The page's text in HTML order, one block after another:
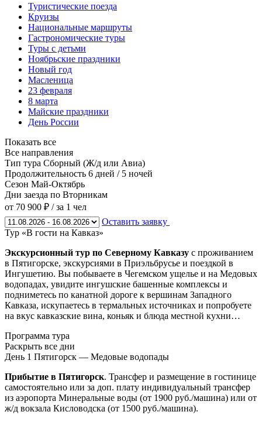
Туристические поезда
Круизы
Национальные маршруты
Гастрономические туры
Туры с детьми
Ноябрьские праздники
Новый год
Масленица
23 февраля
8 марта
Майские праздники
День России
Показать все
Все направления
Тип тура Сборный (Ж/д или Авиа)
Продолжительность 6 дней / 5 ночей
Сезон Май-Октябрь
Дни заезда по Вторникам
от 70 900 ₽ / за 1 чел
Оставить заявку
Тур «В гости на Кавказ»
Экскурсионный тур по Северному Кавказу с проживанием
в Пятигорске, экскурсиями в Приэльбрусье и поездкой в
Ингушетию. Вы побываете в Чегемском ущелье и на Медовых
водопадах, увидите ингушские башенные комплексы и
подниметесь по канатной дороге к вершинам Западного
Кавказа, искупаетесь в термальных источниках и попробуете
на вкус кавказские вина, коньяк и блюда местной кухни…
Программа тура
Раскрыть все дни
День 1 Пятигорск — Медовые водопады
Прибытие в Пятигорск. Трансфер и размещение в гостинице
самостоятельно или за доп. плату индивидуальный трансфер
из аэропорта Минеральные воды (от 1900 руб./машина) или от
ж/д вокзала Кисловодска (от 1500 руб./машина).